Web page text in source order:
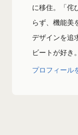
に移住。「侘
らず、機能美
デザインを追
ビートが好き。
プロフィール